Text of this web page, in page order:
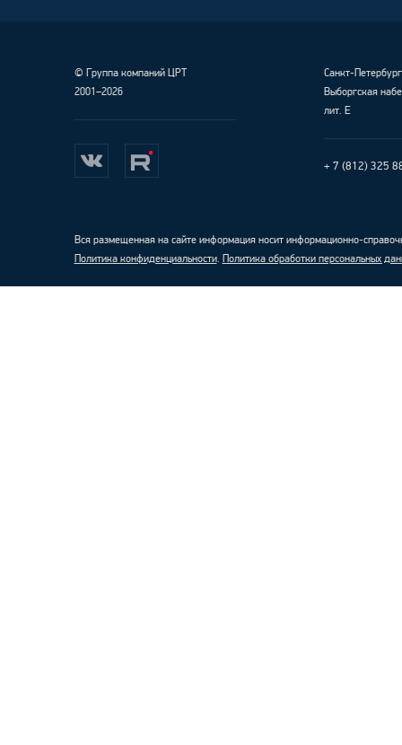
© Группа компаний ЦРТ
2001–2026
Санкт-Петербург
Выборгская
лит. Е
+ 7 (812) 325
Вся размещенная на сайте информация носит информационно-
Политика конфиденциальности. Политика обработки персональных